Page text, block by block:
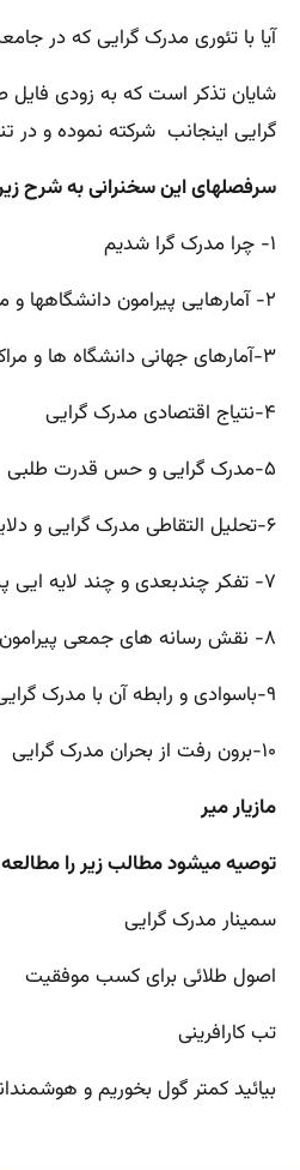
آیا با تئوری مدرک گرایی که در
شایان تذکر است که به زودی فایل
گرایی اینجانب شرکته نموده و در
سرفصلهای این سخنرانی به شرح
۱- چرا مدرک گرا شدیم
۲- آمارهایی پیرامون دانشگاهها و مراکز آموزش عالی ایران
۳-آمارهای جهانی دانشگاه ها و مراکز آموزش عالی
۴-نتیاج اقتصادی مدرک گرایی
۵-مدرک گرایی و حس قدرت طلبی
۶-تحلیل التقاطی مدرک گرایی و دلایل ان
۷- تفکر چندبعدی و چند لایه ایی پیرامون مدرک گرایی
۸- نقش رسانه های جمعی پیرامون مدرک گرایی
۹-باسوادی و رابطه آن با مدرک گرایی
۱۰-برون رفت از بحران مدرک گرایی
مازیار میر
توصیه میشود مطالب زیر را مطالعه
سمینار مدرک گرایی
اصول طلائی برای کسب موفقیت
تب کارافرینی
بیائید کمتر گول بخوریم و